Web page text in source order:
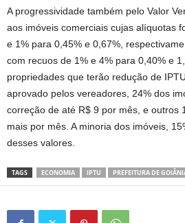
A progressividade também pelo Valor
aos imóveis comerciais cujas alíquotas
e 1% para 0,45% e 0,67%,
com recuos de 1% e 4% para 0,40% e
propriedades que terão redução de
aprovado pelos vereadores, 24% dos
correção de até R$ 9 por mês, e outros
mais por mês. A minoria dos imóveis,
desses valores.
TAGS ECONOMIA IPTU PREFEITURA DE